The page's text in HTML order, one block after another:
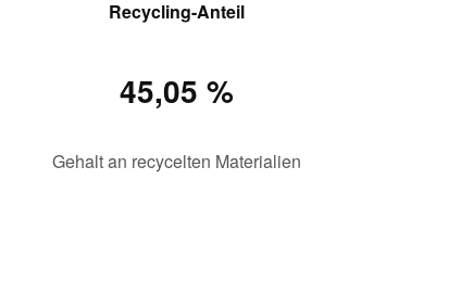
Recycling-Anteil
45,05 %
Gehalt an recycelten Materialien